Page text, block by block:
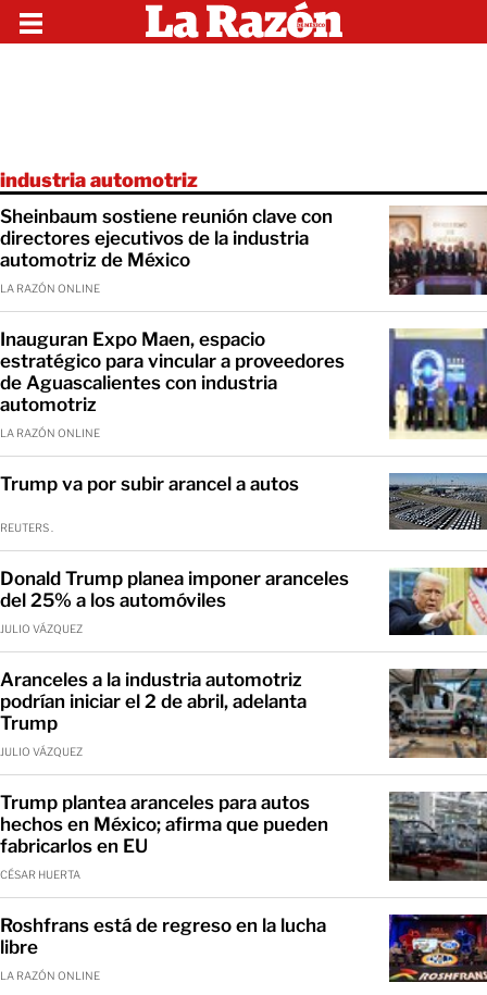
industria automotriz
Sheinbaum sostiene reunión clave con
directores ejecutivos de la industria
automotriz de México
LA RAZÓN ONLINE
Inauguran Expo Maen, espacio
estratégico para vincular a proveedores
de Aguascalientes con industria
automotriz
LA RAZÓN ONLINE
Trump va por subir arancel a autos
REUTERS .
Donald Trump planea imponer aranceles
del 25% a los automóviles
JULIO VÁZQUEZ
Aranceles a la industria automotriz
podrían iniciar el 2 de abril, adelanta
Trump
JULIO VÁZQUEZ
Trump plantea aranceles para autos
hechos en México; afirma que pueden
fabricarlos en EU
CÉSAR HUERTA
Roshfrans está de regreso en la lucha
libre
LA RAZÓN ONLINE